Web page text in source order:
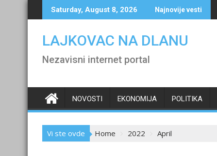
to
Saturday, August 8, 2026 Najnovije vesti
LAJKOVAC NA DLANU
Nezavisni internet portal
NOVOSTI EKONOMIJA POLITIKA
Vi ste ovde Home 2022 April